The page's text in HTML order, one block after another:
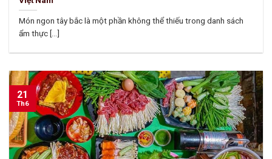
Món ngon tây bắc là một phần không thể thiếu trong danh sách
ẩm thực [...]
21
Th6